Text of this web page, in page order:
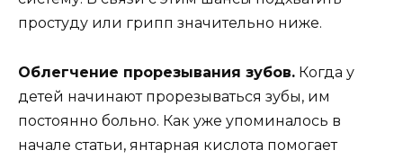
простуду или грипп значительно ниже.
Облегчение прорезывания зубов. Когда у
детей начинают прорезываться зубы, им
постоянно больно. Как уже упоминалось в
начале статьи, янтарная кислота помогает